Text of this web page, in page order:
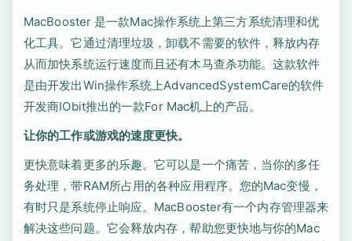
MacBooster 是一款Mac操作系统上第三方系统清理和优
化工具。它通过清理垃圾，卸载不需要的软件，释放内存
从而加快系统运行速度而且还有木马查杀功能。这款软件
是由开发出Win操作系统上AdvancedSystemCare的软件
开发商IObit推出的一款For Mac机上的产品。
让你的工作或游戏的速度更快。
更快意味着更多的乐趣。它可以是一个痛苦，当你的多任
务处理，带RAM所占用的各种应用程序。您的Mac变慢，
有时只是系统停止响应。MacBooster有一个内存管理器来
解决这些问题。它会释放内存，帮助您更快地与你的Mac